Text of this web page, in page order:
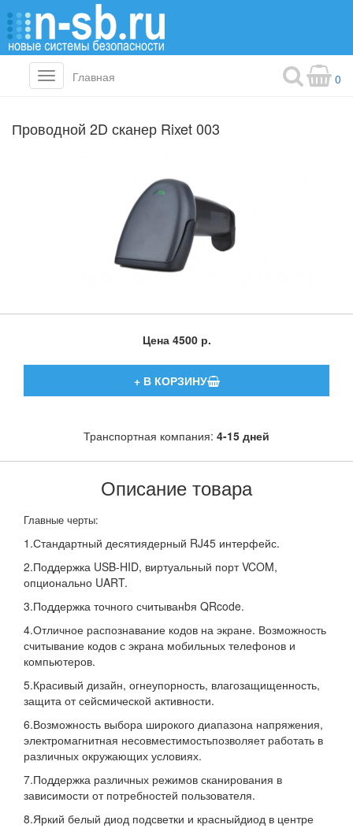
Toggle
navigation
Главная 0
Проводной 2D сканер Rixet 003
Цена 4500 р.
Транспортная компания: 4-15 дней
Описание товара
Главные черты:
1.Стандартный десятиядерный RJ45 интерфейс.
2.Поддержка USB-HID, виртуальный порт VCOM,
опционально UART.
3.Поддержка точного считыванbя QRcode.
4.Отличное распознавание кодов на экране. Возможность
считывание кодов с экрана мобильных телефонов и
компьютеров.
5.Красивый дизайн, огнеупорность, влагозащищенность,
защита от сейсмической активности.
6.Возможность выбора широкого диапазона напряжения,
электромагнитная несовместимостьпозволяет работать в
различных окружающих условиях.
7.Поддержка различных режимов сканирования в
зависимости от потребностей пользователя.
8.Яркий белый диод подсветки и красныйдиод в центре